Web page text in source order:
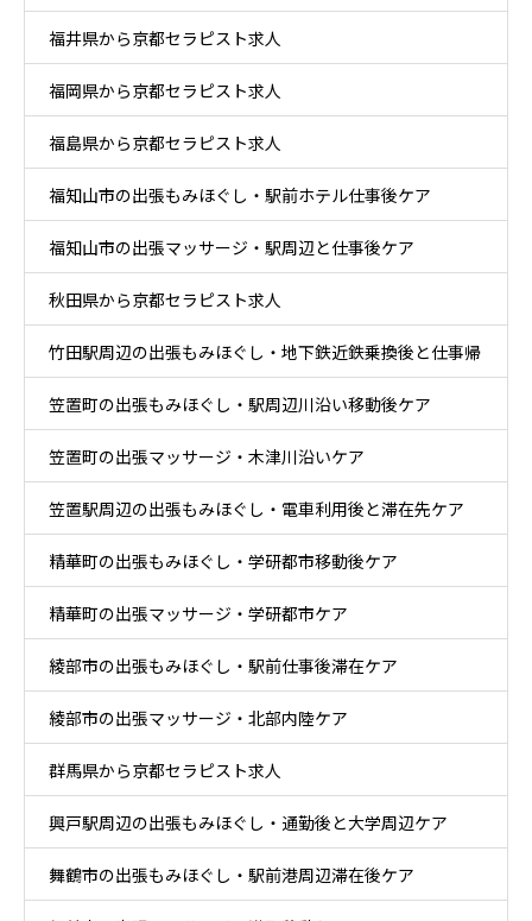
福井県から京都セラピスト求人
福岡県から京都セラピスト求人
福島県から京都セラピスト求人
福知山市の出張もみほぐし・駅前ホテル仕事後ケア
福知山市の出張マッサージ・駅周辺と仕事後ケア
秋田県から京都セラピスト求人
竹田駅周辺の出張もみほぐし・地下鉄近鉄乗換後と仕事帰
りケア
笠置町の出張もみほぐし・駅周辺川沿い移動後ケア
笠置町の出張マッサージ・木津川沿いケア
笠置駅周辺の出張もみほぐし・電車利用後と滞在先ケア
精華町の出張もみほぐし・学研都市移動後ケア
精華町の出張マッサージ・学研都市ケア
綾部市の出張もみほぐし・駅前仕事後滞在ケア
綾部市の出張マッサージ・北部内陸ケア
群馬県から京都セラピスト求人
興戸駅周辺の出張もみほぐし・通勤後と大学周辺ケア
舞鶴市の出張もみほぐし・駅前港周辺滞在後ケア